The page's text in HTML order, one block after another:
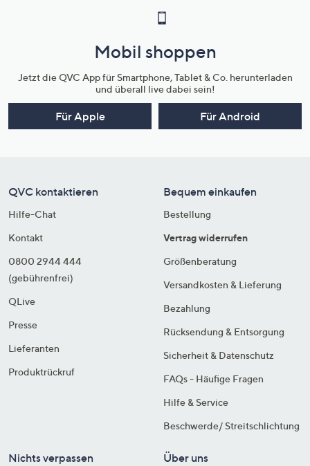
Mobil shoppen
Jetzt die QVC App für Smartphone, Tablet & Co. herunterladen
und überall live dabei sein!
Für Apple Für Android
QVC kontaktieren
Hilfe-Chat
Kontakt
0800 2944 444
(gebührenfrei)
QLive
Presse
Lieferanten
Produktrückruf
Bequem einkaufen
Bestellung
Vertrag widerrufen
Größenberatung
Versandkosten & Lieferung
Bezahlung
Rücksendung & Entsorgung
Sicherheit & Datenschutz
FAQs - Häufige Fragen
Hilfe & Service
Beschwerde/ Streitschlichtung
Nichts verpassen Über uns